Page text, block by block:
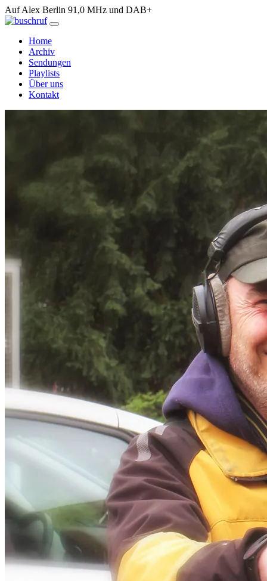
Auf Alex Berlin 91,0 MHz und DAB+
Home
Archiv
Sendungen
Playlists
Über uns
Kontakt